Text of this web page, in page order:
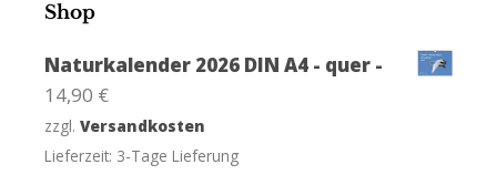
Shop
Naturkalender 2026 DIN A4 - quer -
14,90 €
zzgl. Versandkosten
Lieferzeit: 3-Tage Lieferung